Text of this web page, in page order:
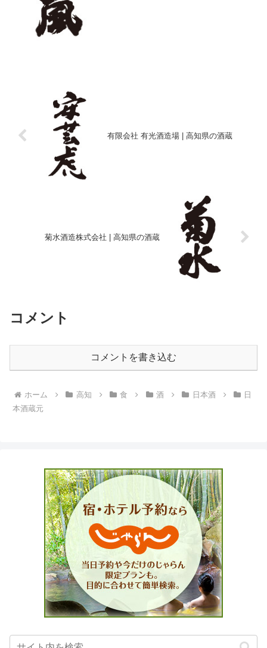
有限会社 有光酒造場 | 高知県の酒蔵
菊水酒造株式会社 | 高知県の酒蔵
コメント
コメントを書き込む
ホーム 高知 食 酒 日本酒
日
本酒蔵元